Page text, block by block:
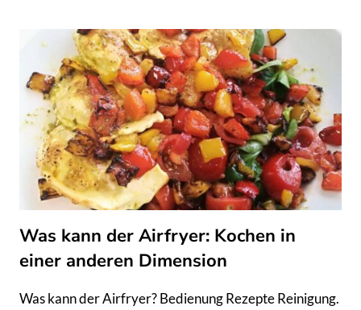
AIRFRYER
–
DER
NO-
SHAME
SNACK!
SUPER
EASY
ANLEITUNG
ZUM
NACHMACHEN
Was kann der Airfryer: Kochen in
einer anderen Dimension
Was kann der Airfryer? Bedienung Rezepte Reinigung.